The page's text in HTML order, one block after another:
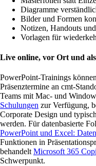
Diagramme
Bilder und Formen
Notizen, Handouts
Vorlagen für
Live online, vor Ort und
PowerPoint-Trainings
Präsenztermine an cmt-
Teams mit Mac- und
Schulungen zur Verfügung,
Corporate Design und
werden. Für datenbasierte
PowerPoint und Excel:
Funktionen in
behandelt Microsoft 365
Schwerpunkt.